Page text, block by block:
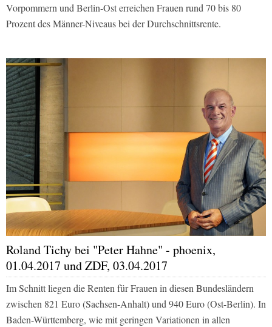
Vorpommern und Berlin-Ost erreichen Frauen rund 70 bis 80
Prozent des Männer-Niveaus bei der Durchschnittsrente.
Roland Tichy bei "Peter Hahne" - phoenix,
01.04.2017 und ZDF, 03.04.2017
Im Schnitt liegen die Renten für Frauen in diesen Bundesländern
zwischen 821 Euro (Sachsen-Anhalt) und 940 Euro (Ost-Berlin). In
Baden-Württemberg, wie mit geringen Variationen in allen